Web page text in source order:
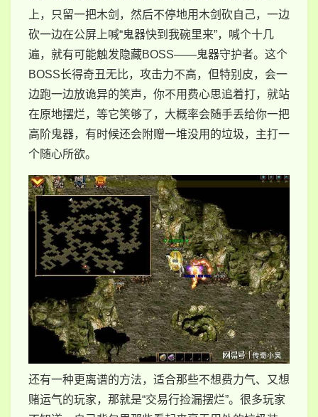
上，只留一把木剑，然后不停地用木剑砍自己，一边
砍一边在公屏上喊“鬼器快到我碗里来”，喊个十几
遍，就有可能触发隐藏BOSS——鬼器守护者。这个
BOSS长得奇丑无比，攻击力不高，但特别皮，会一
边跑一边放诡异的笑声，你不用费心思追着打，就站
在原地摆烂，等它笑够了，大概率会随手丢给你一把
高阶鬼器，有时候还会附赠一堆没用的垃圾，主打一
个随心所欲。
还有一种更离谱的方法，适合那些不想费力气、又想
赌运气的玩家，那就是“交易行捡漏摆烂”。很多玩家